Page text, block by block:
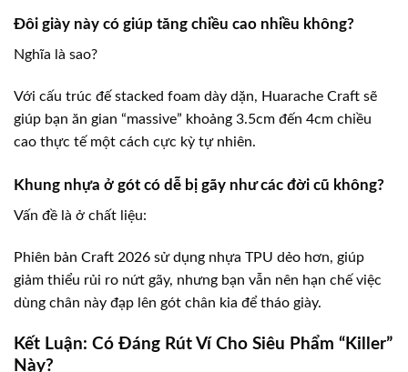
Đôi giày này có giúp tăng chiều cao nhiều không?
Nghĩa là sao?
Với cấu trúc đế stacked foam dày dặn, Huarache Craft sẽ
giúp bạn ăn gian “massive” khoảng 3.5cm đến 4cm chiều
cao thực tế một cách cực kỳ tự nhiên.
Khung nhựa ở gót có dễ bị gãy như các đời cũ không?
Vấn đề là ở chất liệu:
Phiên bản Craft 2026 sử dụng nhựa TPU dẻo hơn, giúp
giảm thiểu rủi ro nứt gãy, nhưng bạn vẫn nên hạn chế việc
dùng chân này đạp lên gót chân kia để tháo giày.
Kết Luận: Có Đáng Rút Ví Cho Siêu Phẩm “Killer”
Này?